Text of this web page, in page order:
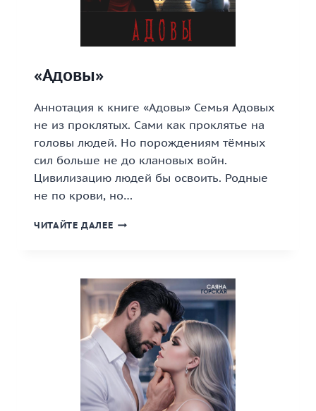
«Адовы»
Аннотация к книге «Адовы» Семья Адовых
не из проклятых. Сами как проклятье на
головы людей. Но порождениям тёмных
сил больше не до клановых войн.
Цивилизацию людей бы освоить. Родные
не по крови, но…
ЧИТАЙТЕ ДАЛЕЕ «АДОВЫ»